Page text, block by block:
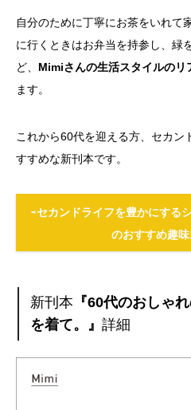
自分のために丁寧にお茶をいれて
に行くときはお弁当を持参し、緑
ど、 Mimiさんの生活スタイルのリ
ます。
これから60代を迎える方、セカン
すすめな新刊本です。
⇨セカンドライフを豊かにする
のおすすめ趣
新刊本 『60代のおしゃ
を着て。』詳細